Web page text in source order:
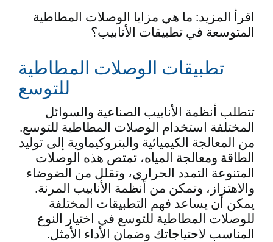
اقرأ المزيد: ما هي مزايا الوصلات المطاطية
المتوسعة في تطبيقات الأنابيب؟
تطبيقات الوصلات المطاطية
للتوسع
تتطلب أنظمة الأنابيب الصناعية والسوائل
المختلفة استخدام الوصلات المطاطية للتوسع.
من المعالجة الكيميائية والبتروكيماوية إلى توليد
الطاقة ومعالجة المياه، تمتص هذه الوصلات
المتنوعة التمدد الحراري، وتقلل من الضوضاء
والاهتزاز، وتمكن من أنظمة الأنابيب المرنة.
يمكن أن يساعد فهم التطبيقات المختلفة
للوصلات المطاطية للتوسع في اختيار النوع
المناسب لاحتياجاتك وضمان الأداء الأمثل.